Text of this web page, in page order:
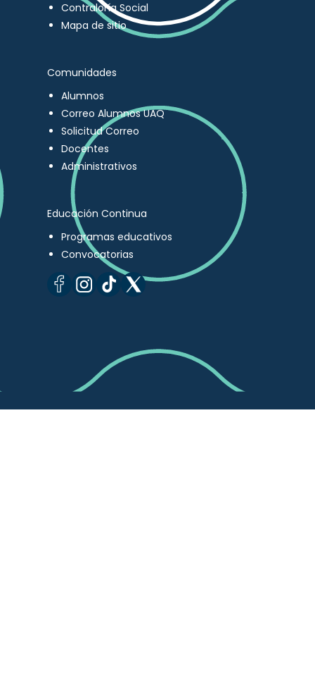
Contraloría Social
Mapa de sitio
Comunidades
Alumnos
Correo Alumnos UAQ
Solicitud Correo
Docentes
Administrativos
Educación Continua
Programas educativos
Convocatorias